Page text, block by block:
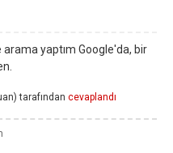
yaptım Google'da, bir
tarafından cevaplandı